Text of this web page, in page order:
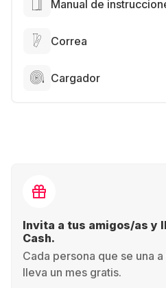
Manual de
Correa
Cargador
Invita a tus amigos/as y
Cash.
Cada persona que se una
lleva un mes gratis.